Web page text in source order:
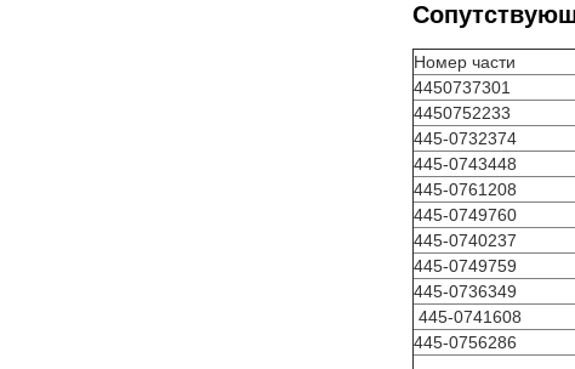
Номер части
4450737301
4450752233
445-0732374
445-0743448
445-0761208
445-0749760
445-0740237
445-0749759
445-0736349
445-0741608
445-0756286